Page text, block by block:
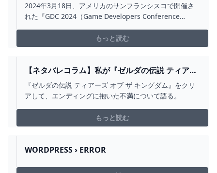
AND SOUNDS FOR ‘THE LEGEND OF ZELDA:
TEARS OF THE KINGDOM’ - GDC 2024で任天堂
グダム』の講演映像が公開！全て物理で動かす世
界！広大な世界の音響設計とは！？
2024年3月18日、アメリカのサンフランシスコで開催さ
れた『GDC 2024（Game Developers Conference
アーズ オブ ザ キングダム」の講演映像がYoutube上に公
開されました！
もっと読む
【ネタバレコラム】私が『ゼルダの伝説 ティアー
ズ オブ ザ キングダム』のエンディングを許せな
い理由
『ゼルダの伝説 ティアーズ オブ ザ キングダム』をクリ
アして、エンディングに抱いた不満について語る。
もっと読む
WORDPRESS › ERROR